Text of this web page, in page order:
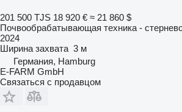
201 500 TJS 18 920 € ≈ 21 860 $
Почвообрабатывающая техника -
2024
Ширина захвата 3 м
Германия, Hamburg
E-FARM GmbH
Связаться с продавцом